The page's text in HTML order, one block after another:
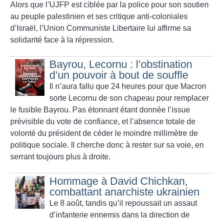
Alors que l’UJFP est ciblée par la police pour son soutien
au peuple palestinien et ses critique anti-coloniales
d’Israël, l’Union Communiste Libertaire lui affirme sa
solidarité face à la répression.
Bayrou, Lecornu : l’obstination
d’un pouvoir à bout de souffle
Il n’aura fallu que 24 heures pour que Macron
sorte Lecornu de son chapeau pour remplacer
le fusible Bayrou. Pas étonnant étant donnée l’issue
prévisible du vote de confiance, et l’absence totale de
volonté du président de céder le moindre millimètre de
politique sociale. Il cherche donc à rester sur sa voie, en
serrant toujours plus à droite.
Hommage à David Chichkan,
combattant anarchiste ukrainien
Le 8 août, tandis qu’il repoussait un assaut
d’infanterie ennemis dans la direction de